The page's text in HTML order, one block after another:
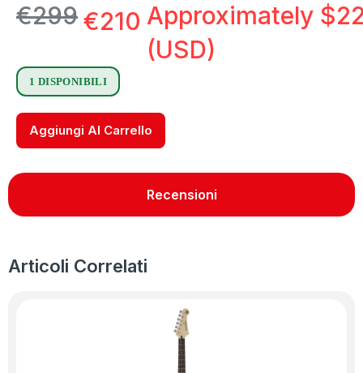
€299€210 Approximately $
(USD)
1 DISPONIBILI
Aggiungi Al Carrello
Recensioni
Articoli Correlati